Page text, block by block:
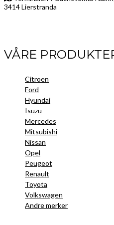
3414 Lierstranda
VÅRE
Citroen
Ford
Hyundai
Isuzu
Mercedes
Mitsubishi
Nissan
Opel
Peugeot
Renault
Toyota
Volkswagen
Andre merker